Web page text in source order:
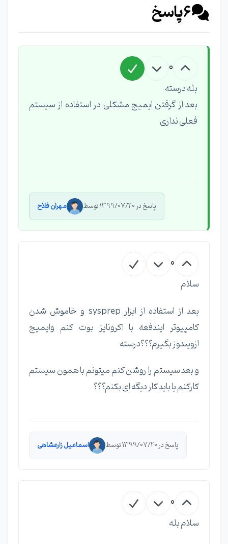
6پاسخ
0
بله درسته
بعد از گرفتن ایمیج مشکلی در استفاده از سیستم
فعلی نداری
پاسخ در 1399/07/20 توسط مهران فلاح
0
سلام
بعد از استفاده از ابزار sysprep و خاموش شدن
کامپیوتر ایندفعه با اکرونایز بوت کنم وایمیج
ازویندوز بگیرم؟؟؟درسته
و بعد سیستم را روشن کنم میتونم با همون سیستم
کارکنم یا باید کار دیگه ای بکنم؟؟؟
پاسخ در 1399/07/20 توسط اسماعیل زارعشاهی
0
سلام بله